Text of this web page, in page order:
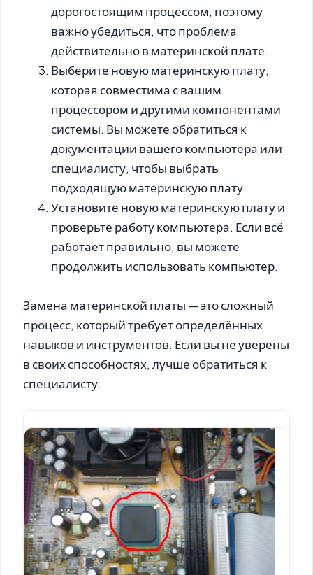
дорогостоящим процессом, поэтому
важно убедиться, что проблема
действительно в материнской плате.
Выберите новую материнскую плату,
которая совместима с вашим
процессором и другими компонентами
системы. Вы можете обратиться к
документации вашего компьютера или
специалисту, чтобы выбрать
подходящую материнскую плату.
Установите новую материнскую плату и
проверьте работу компьютера. Если всё
работает правильно, вы можете
продолжить использовать компьютер.
Замена материнской платы — это сложный
процесс, который требует определённых
навыков и инструментов. Если вы не уверены
в своих способностях, лучше обратиться к
специалисту.